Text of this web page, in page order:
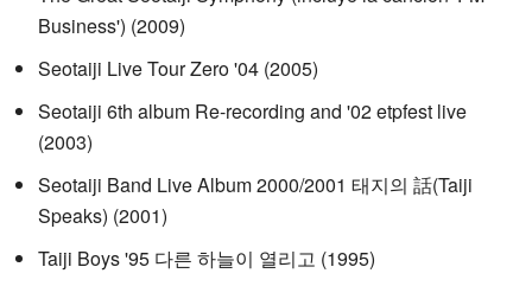
Business') (2009)
Seotaiji Live Tour Zero '04 (2005)
Seotaiji 6th album Re-recording and '02 etpfest live
(2003)
Seotaiji Band Live Album 2000/2001 태지의 話(Taiji
Speaks) (2001)
Taiji Boys '95 다른 하늘이 열리고 (1995)